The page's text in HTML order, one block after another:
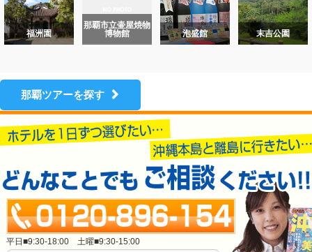
福洲園
那覇市立壷屋焼物
博物館
泡盛館 末吉公園
那覇ツアーを探す
平日■9:30-18:00 土曜■9:30-15:00